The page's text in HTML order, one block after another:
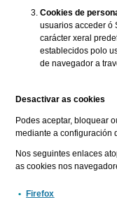
Cookies de
usuarios acceder ó
carácter xeral
establecidos polo
de navegador a
Desactivar as cookies
Podes aceptar, bloquear
mediante a configuración
Nos seguintes enlaces
as cookies nos
Firefox